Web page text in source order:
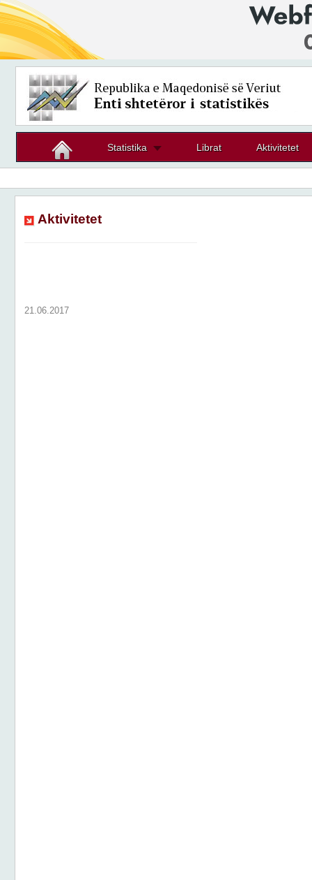
Statistika Librat Aktivitetet
Aktivitetet
21.06.2017